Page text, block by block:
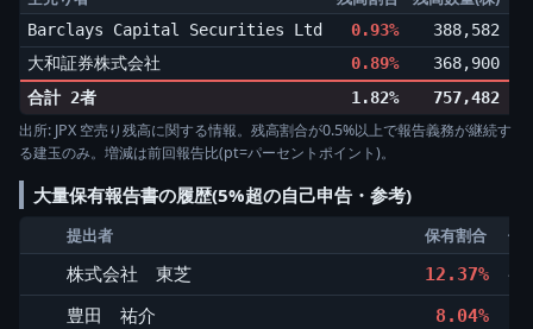
Barclays Capital Securities Ltd 0.93% 388,582
大和証券株式会社
0.89% 368,900
合計 2者
1.82% 757,482
出所: JPX 空売り残高に関する情報。残高割合が0.5%以上で報告義務が継続す
る建玉のみ。増減は前回報告比(pt=パーセントポイント)。
大量保有報告書の履歴(5%超の自己申告・参考)
提出者 保有割合
保
株式会社 東芝
12.37%
豊田 祐介
8.04%